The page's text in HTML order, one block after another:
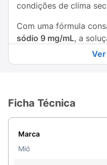
condições de clima
Com uma fórmula
sódio 9 mg/mL, a
puramente mecânica
descongestionante.
desobstrui o nariz e
e uniforme, cobrindo
maneira confortável e
Ficha Técnica
Marca
Mió